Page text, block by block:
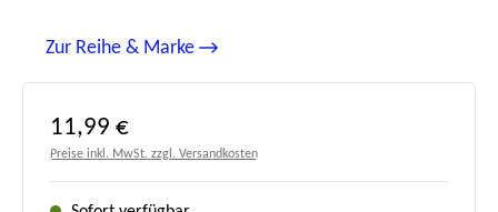
Zur Reihe & Marke
Regulärer Preis:
11,99 €
Preise inkl. MwSt. zzgl. Versandkosten